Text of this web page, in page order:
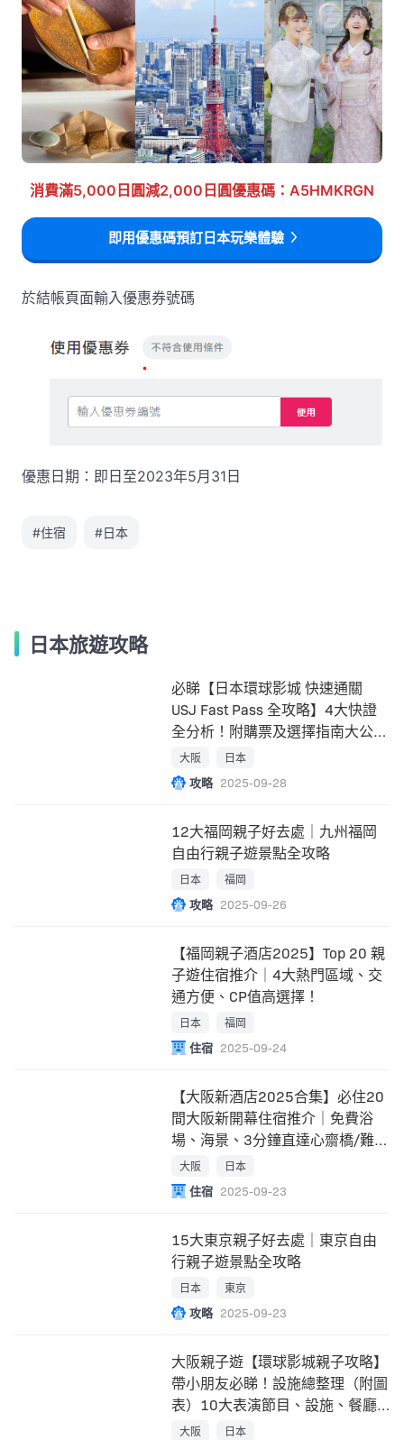
消費滿5,000日圓減2,000日圓優惠碼：A5HMKRGN
即用優惠碼預訂日本玩樂體驗
於結帳頁面輸入優惠券號碼
優惠日期：即日至2023年5月31日
#住宿 #日本
日本旅遊攻略
必睇【日本環球影城 快速通關
USJ Fast Pass 全攻略】4大快證
全分析！附購票及選擇指南大公
開！
大阪 日本
攻略 2025-09-28
12大福岡親子好去處｜九州福岡
自由行親子遊景點全攻略
日本 福岡
攻略 2025-09-26
【福岡親子酒店2025】Top 20 親
子遊住宿推介｜4大熱門區域、交
通方便、CP值高選擇！
日本 福岡
住宿 2025-09-24
【大阪新酒店2025合集】必住20
間大阪新開幕住宿推介｜免費浴
場、海景、3分鐘直達心齋橋/難
波/梅田站
大阪 日本
住宿 2025-09-23
15大東京親子好去處｜東京自由
行親子遊景點全攻略
日本 東京
攻略 2025-09-23
大阪親子遊【環球影城親子攻略】
帶小朋友必睇！設施總整理（附圖
表）10大表演節目、設施、餐廳
指南！
大阪 日本